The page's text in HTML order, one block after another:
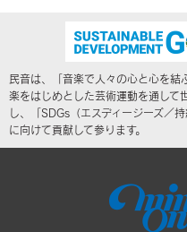
民音は、「音楽で人々の心と心を結
楽をはじめとした芸術運動を通して
し、「SDGs（エスディージーズ／
に向けて貢献して参ります。